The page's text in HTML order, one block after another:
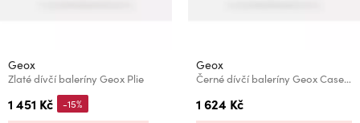
Geox
Zlaté dívčí baleríny Geox Plie
1 451 Kč -15%
Geox
Černé dívčí baleríny Geox Casey Harry Potter
1 624 Kč